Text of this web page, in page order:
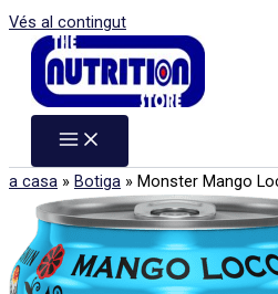
Vés al contingut
a casa » Botiga » Monster Mango